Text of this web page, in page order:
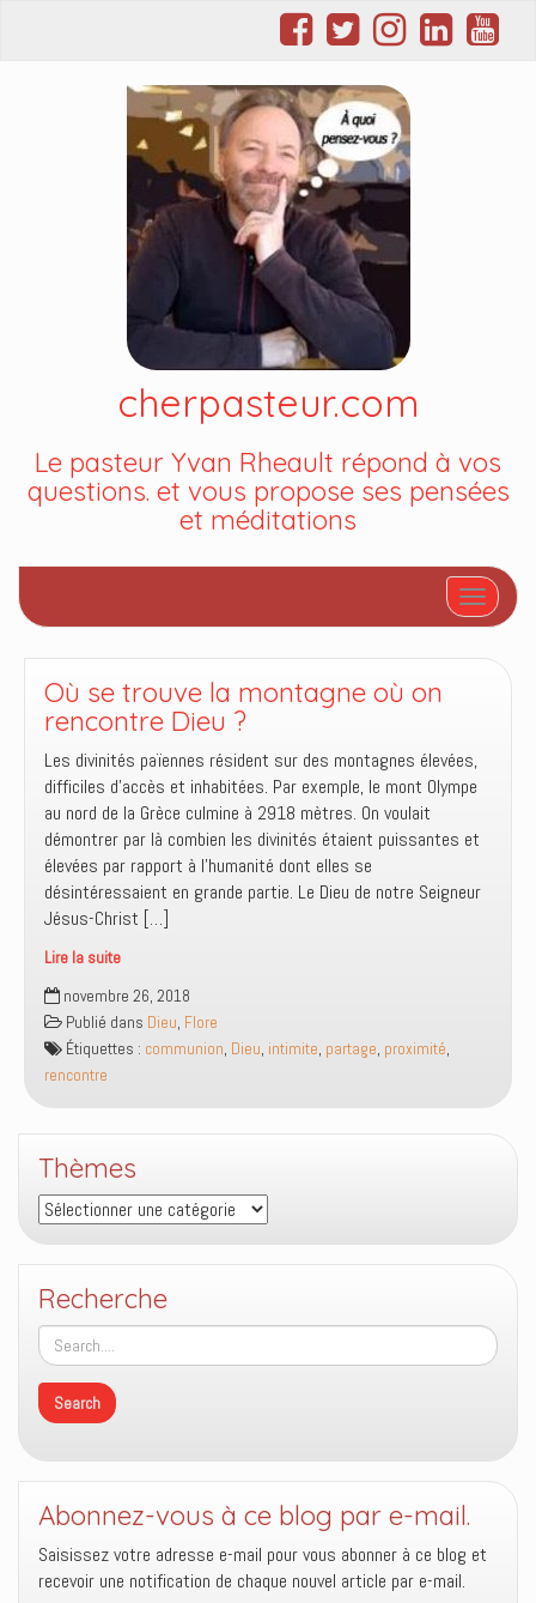
cherpasteur.com
Le pasteur Yvan Rheault répond à vos
questions. et vous propose ses pensées
et méditations
Afficher/
Où se trouve la montagne où on
rencontre Dieu ?
Les divinités païennes résident sur des montagnes élevées,
difficiles d’accès et inhabitées. Par exemple, le mont Olympe
au nord de la Grèce culmine à 2918 mètres. On voulait
démontrer par là combien les divinités étaient puissantes et
élevées par rapport à l’humanité dont elles se
désintéressaient en grande partie. Le Dieu de notre Seigneur
Jésus-Christ […]
Lire la suite
Où
se
trouve
la
montagne
on
rencontre
Dieu
?
novembre 26, 2018
Publié dans Dieu, Flore
Étiquettes : communion, Dieu, intimite, partage, proximité,
rencontre
Thèmes
Thèmes
Recherche
Abonnez-vous à ce blog par e-mail.
Saisissez votre adresse e-mail pour vous abonner à ce blog et
recevoir une notification de chaque nouvel article par e-mail.